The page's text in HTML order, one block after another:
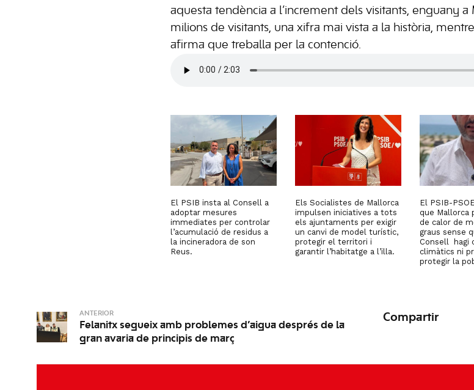
aquesta tendència a l’increment dels visitants, enguany a
milions de visitants, una xifra mai vista a la història,
afirma que treballa per la contenció.
El PSIB insta al Consell a
adoptar mesures
immediates per controlar
l’acumulació de residus a
la incineradora de son
Reus.
Els Socialistes de Mallorca
impulsen iniciatives a tots
els ajuntaments per exigir
un canvi de model turístic,
protegir el territori i
garantir l’habitatge a l’illa.
El PSIB-
que Mallorca
de calor de
graus sense
Consell hagi
climàtics ni
protegir la
ANTERIOR
Felanitx segueix amb problemes d’aigua després de la
gran avaria de principis de març
Compartir